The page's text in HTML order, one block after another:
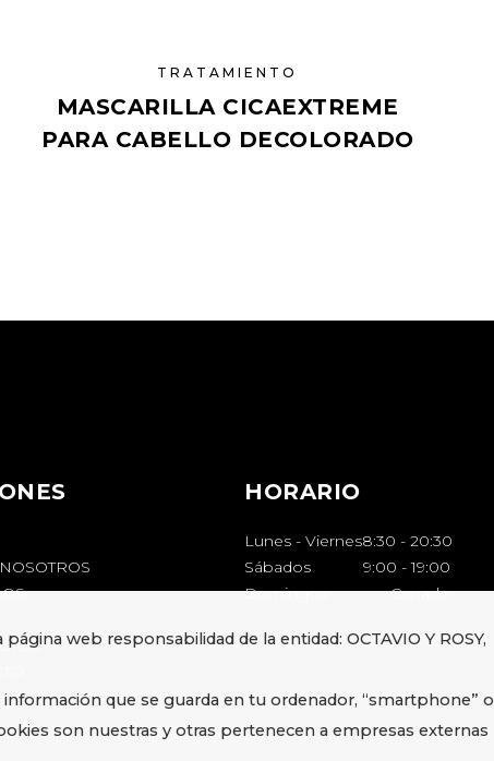
TRATAMIENTO
MASCARILLA CICAEXTREME
PARA CABELLO DECOLORADO
HORARIO
Lunes - Viernes8:30 - 20:30
Sábados
9:00 - 19:00
Domingos
Cerrado
web responsabilidad de la entidad: OCTAVIO Y ROSY,
que se guarda en tu ordenador, “smartphone” o
son nuestras y otras pertenecen a empresas externas